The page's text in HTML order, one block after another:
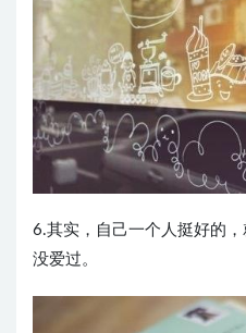
6.其实，自己一个人挺好的
没爱过。